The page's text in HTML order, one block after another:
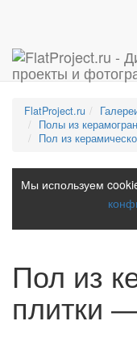
FlatProject.ru
Полы из
Пол из
Мы используем
Пол из
плитки